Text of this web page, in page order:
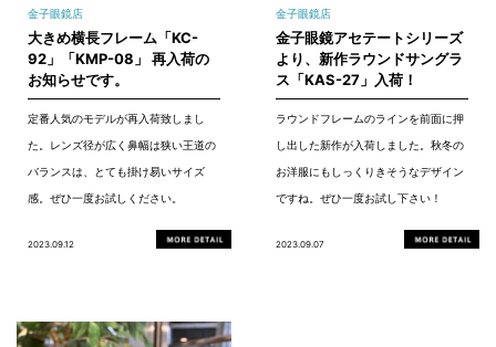
金子眼鏡店
大きめ横長フレーム「KC-
92」「KMP-08」 再入荷の
お知らせです。
定番人気のモデルが再入荷致しまし
た。レンズ径が広く鼻幅は狭い王道の
バランスは、とても掛け易いサイズ
感。ぜひ一度お試しください。
2023.09.12
金子眼鏡店
金子眼鏡アセテートシリーズ
より、新作ラウンドサングラ
ス「KAS-27」入荷！
ラウンドフレームのラインを前面に押
し出した新作が入荷しました。秋冬の
お洋服にもしっくりきそうなデザイン
ですね。ぜひ一度お試し下さい！
2023.09.07